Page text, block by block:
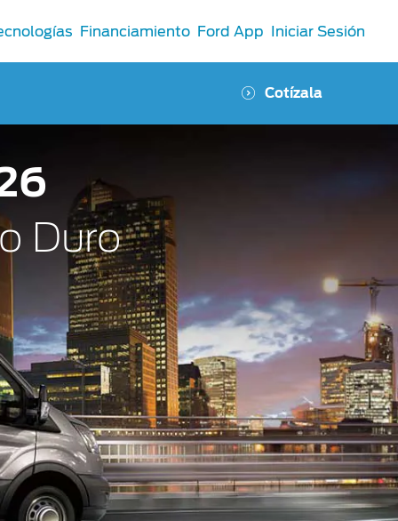
Financiamiento Ford App Iniciar Sesión
Cotízala
Duro